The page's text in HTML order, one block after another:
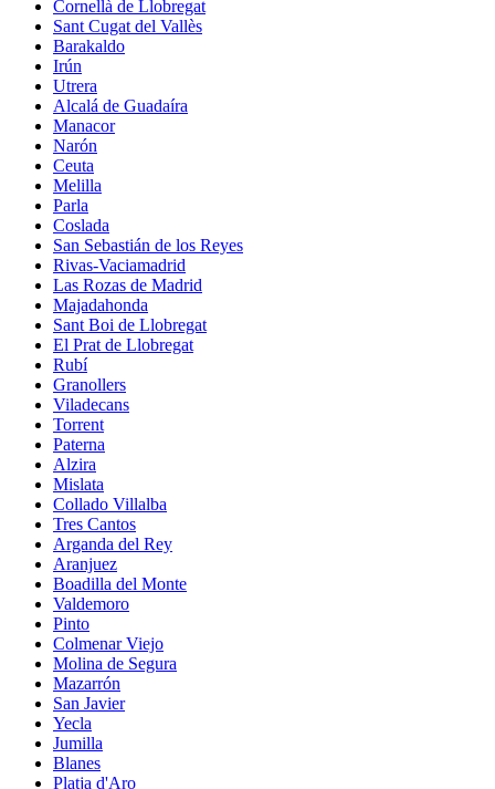
Cornellà de Llobregat
Sant Cugat del Vallès
Barakaldo
Irún
Utrera
Alcalá de Guadaíra
Manacor
Narón
Ceuta
Melilla
Parla
Coslada
San Sebastián de los Reyes
Rivas-Vaciamadrid
Las Rozas de Madrid
Majadahonda
Sant Boi de Llobregat
El Prat de Llobregat
Rubí
Granollers
Viladecans
Torrent
Paterna
Alzira
Mislata
Collado Villalba
Tres Cantos
Arganda del Rey
Aranjuez
Boadilla del Monte
Valdemoro
Pinto
Colmenar Viejo
Molina de Segura
Mazarrón
San Javier
Yecla
Jumilla
Blanes
Platja d'Aro